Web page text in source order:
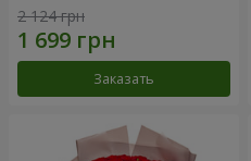
2 124 грн
Заказать